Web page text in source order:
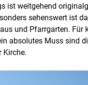
ist weitgehend
sehenswert ist
und Pfarrgarten. Für
absolutes Muss sind
Kirche.